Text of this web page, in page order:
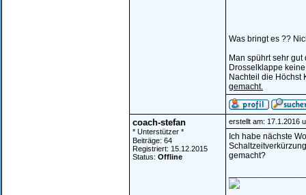
Was bringt es ??
Man spührt sehr
Drosselklappe
Nachteil die Höchst
gemacht.
coach-stefan
* Unterstützer *
Beiträge: 64
Registriert: 15.12.2015
Status: Offline
erstellt am: 17.1.2016
Ich habe nächste
gemacht?